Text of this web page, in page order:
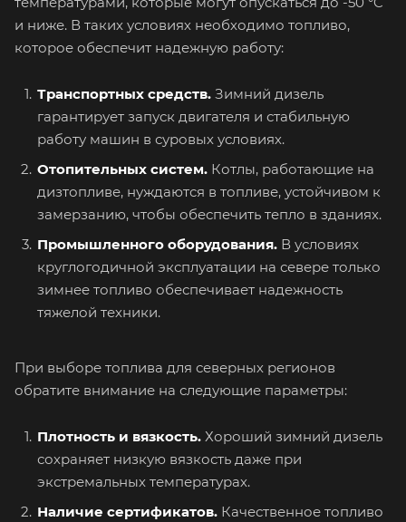
и ниже. В таких условиях необходимо топливо,
которое обеспечит надежную работу:
Транспортных средств. Зимний дизель
гарантирует запуск двигателя и стабильную
работу машин в суровых условиях.
Отопительных систем. Котлы, работающие на
дизтопливе, нуждаются в топливе, устойчивом к
замерзанию, чтобы обеспечить тепло в зданиях.
Промышленного оборудования. В условиях
круглогодичной эксплуатации на севере только
зимнее топливо обеспечивает надежность
тяжелой техники.
При выборе топлива для северных регионов
обратите внимание на следующие параметры:
Плотность и вязкость. Хороший зимний дизель
сохраняет низкую вязкость даже при
экстремальных температурах.
Наличие сертификатов. Качественное топливо